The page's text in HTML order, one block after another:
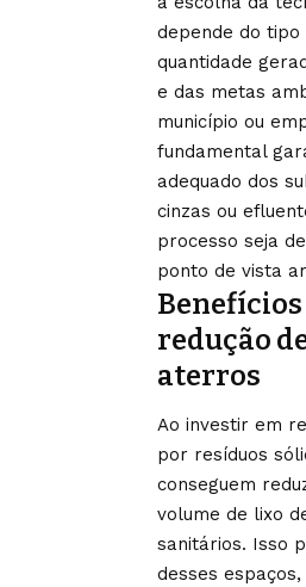
depende do tipo
quantidade
e das metas
município ou
fundamental
adequado dos
cinzas ou
processo seja
ponto de vista
redução
aterros
Ao investir em
por resíduos
conseguem
volume de lixo
sanitários. Isso
desses